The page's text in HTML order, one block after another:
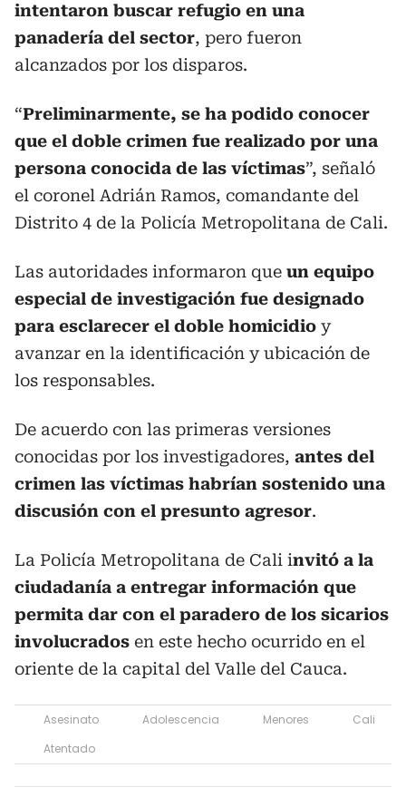
intentaron buscar refugio en una
panadería del sector, pero fueron
alcanzados por los disparos.
“Preliminarmente, se ha podido conocer
que el doble crimen fue realizado por una
persona conocida de las víctimas”, señaló
el coronel Adrián Ramos, comandante del
Distrito 4 de la Policía Metropolitana de Cali.
Las autoridades informaron que un equipo
especial de investigación fue designado
para esclarecer el doble homicidio y
avanzar en la identificación y ubicación de
los responsables.
De acuerdo con las primeras versiones
conocidas por los investigadores, antes del
crimen las víctimas habrían sostenido una
discusión con el presunto agresor.
La Policía Metropolitana de Cali invitó a la
ciudadanía a entregar información que
permita dar con el paradero de los sicarios
involucrados en este hecho ocurrido en el
oriente de la capital del Valle del Cauca.
Asesinato Adolescencia Menores
Cali
Atentado